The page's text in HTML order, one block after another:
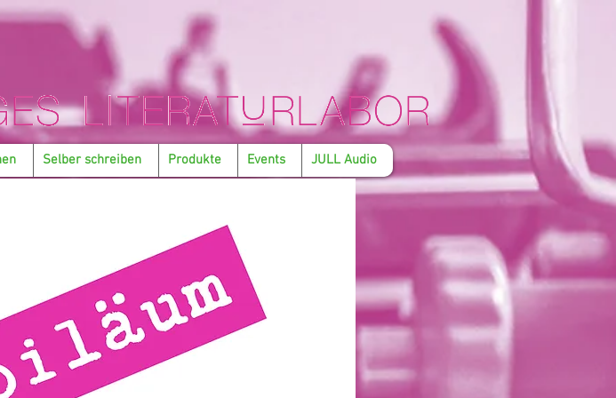
Selber schreiben Produkte Events JULL Audio